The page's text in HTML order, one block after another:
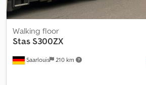
+ schijfremmen
Saarlouis 210 km
Walking floor
Stas S300ZX